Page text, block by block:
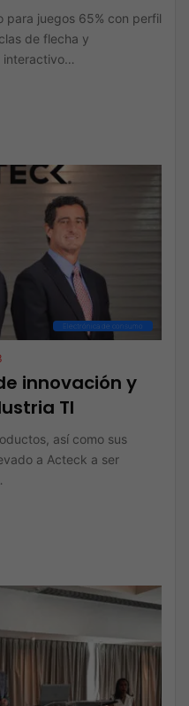
para juegos 65% con perfil
de flecha y
interactivo…
Electrónica de consumo
innovación y
TI
así como sus
a Acteck a ser